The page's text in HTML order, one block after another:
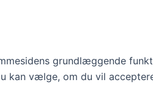
grundlæggende
kan vælge, om du vil